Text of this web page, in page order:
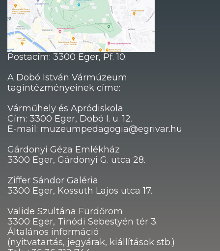
Postacím: 3300 Eger, Pf. 10.
A Dobó István Vármúzeum
tagintézményeinek címe:
Várműhely és Apródiskola
Cím: 3300 Eger, Dobó I. u. 12.
E-mail: muzeumpedagogia@egrivar.hu
Gárdonyi Géza Emlékház
3300 Eger, Gárdonyi G. utca 28.
Ziffer Sándor Galéria
3300 Eger, Kossuth Lajos utca 17.
Valide Szultána Fürdőrom
3300 Eger, Tinódi Sebestyén tér 3.
Általános információ
(nyitvatartás, jegyárak, kiállítások stb.)